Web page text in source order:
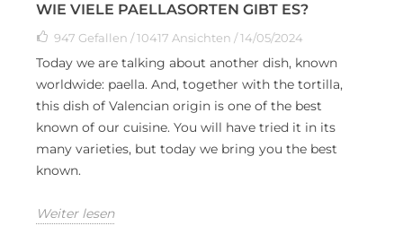
WIE VIELE PAELLASORTEN GIBT ES?
947 Gefallen / 10417 Ansichten / 14/05/2024
Today we are talking about another dish, known
worldwide: paella. And, together with the tortilla,
this dish of Valencian origin is one of the best
known of our cuisine. You will have tried it in its
many varieties, but today we bring you the best
known.
Weiter lesen